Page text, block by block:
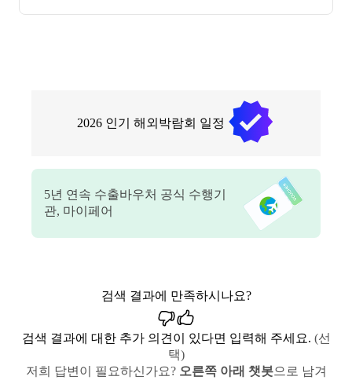
2026 인기 해외박람회 일정
5년 연속 수출바우처 공식 수행기
관, 마이페어
검색 결과에 만족하시나요?
검색 결과에 대한 추가 의견이 있다면 입력해 주세요. (선
택)
저희 답변이 필요하신가요? 오른쪽 아래 챗봇으로 남겨